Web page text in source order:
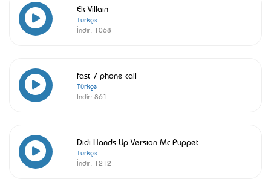
Ek Villain
Türkçe
İndir: 1068
fast 7 phone call
Türkçe
İndir: 861
Didi Hands Up Version Mc Puppet
Türkçe
İndir: 1212